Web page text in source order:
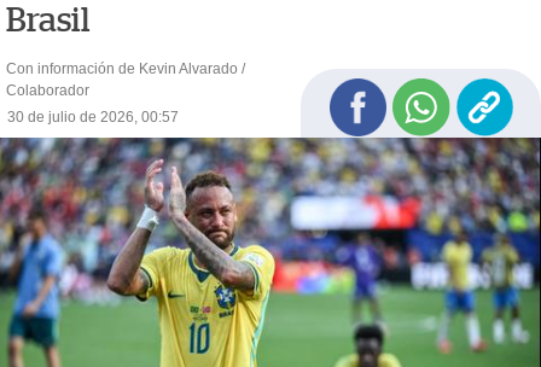
Brasil
Con información de Kevin Alvarado /
Colaborador
30 de julio de 2026, 00:57